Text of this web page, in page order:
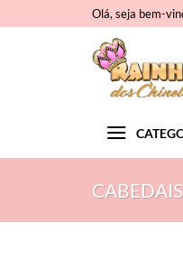
to
Olá, seja bem-